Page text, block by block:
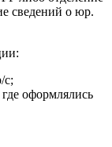
получает
либо отделение
сведений о юр.